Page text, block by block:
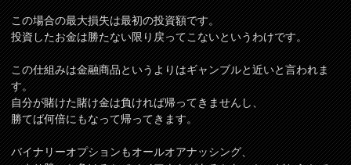
この場合の最大損失は最初の投資額です。
投資したお金は勝たない限り戻ってこないというわけです。
この仕組みは金融商品というよりはギャンブルと近いと言われま
す。
自分が賭けた賭け金は負ければ帰ってきませんし、
勝てば何倍にもなって帰ってきます。
バイナリーオプションもオールオアナッシング、